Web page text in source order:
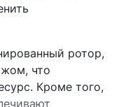
ротор,
что
Кроме того,